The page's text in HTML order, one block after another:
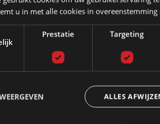
u in met alle cookies in overeenstemming
Prestatie Targeting
ALLES